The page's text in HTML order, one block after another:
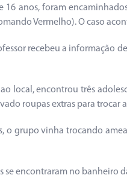
16 anos, foram
Vermelho). O caso
recebeu a informação
local, encontrou três
roupas extras para trocar
o grupo vinha trocando
encontraram no banheiro